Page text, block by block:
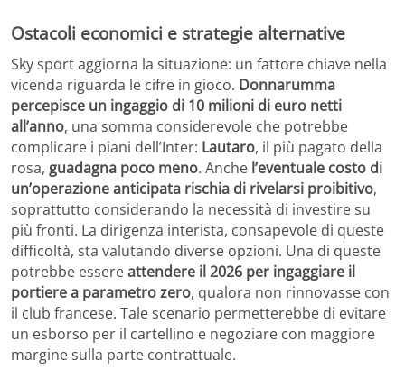
Ostacoli economici e strategie alternative
Sky sport aggiorna la situazione: un fattore chiave nella
vicenda riguarda le cifre in gioco. Donnarumma
percepisce un ingaggio di 10 milioni di euro netti
all’anno, una somma considerevole che potrebbe
complicare i piani dell’Inter: Lautaro, il più pagato della
rosa, guadagna poco meno. Anche l’eventuale costo di
un’operazione anticipata rischia di rivelarsi proibitivo,
soprattutto considerando la necessità di investire su
più fronti. La dirigenza interista, consapevole di queste
difficoltà, sta valutando diverse opzioni. Una di queste
potrebbe essereattendere il 2026 per ingaggiare il
portiere a parametro zero, qualora non rinnovasse con
il club francese. Tale scenario permetterebbe di evitare
un esborso per il cartellino e negoziare con maggiore
margine sulla parte contrattuale.